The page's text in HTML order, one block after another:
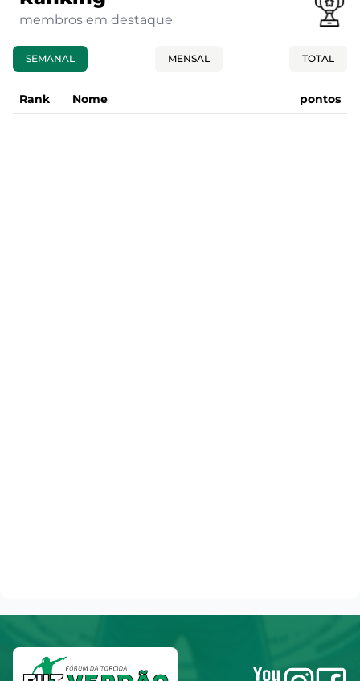
membros em destaque
SEMANAL MENSAL TOTAL
Rank Nome pontos